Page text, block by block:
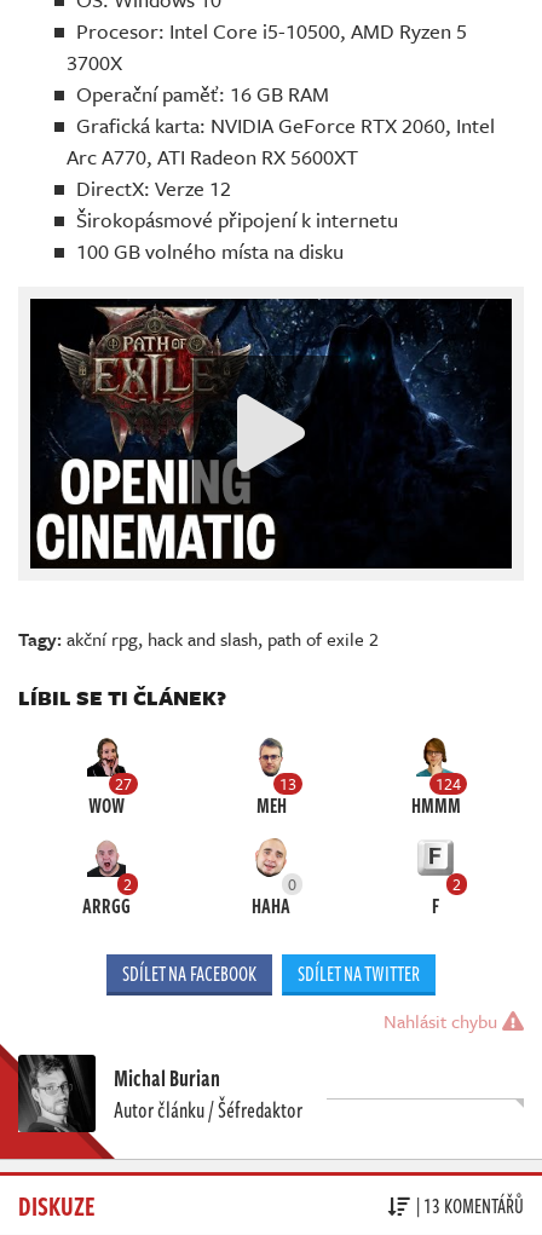
Procesor: Intel Core i5-10500, AMD Ryzen 5
3700X
Operační paměť: 16 GB RAM
Grafická karta: NVIDIA GeForce RTX 2060, Intel
Arc A770, ATI Radeon RX 5600XT
DirectX: Verze 12
Širokopásmové připojení k internetu
100 GB volného místa na disku
Tagy:akční rpg, hack and slash, path of exile 2
LÍBIL SE TI ČLÁNEK?
27
WOW
13
MEH
124
HMMM
2
ARRGG
0
HAHA
2
F
SDÍLET NA FACEBOOK SDÍLET NA TWITTER
Nahlásit chybu
Michal Burian
Autor článku / Šéfredaktor
DISKUZE | 13 KOMENTÁŘŮ